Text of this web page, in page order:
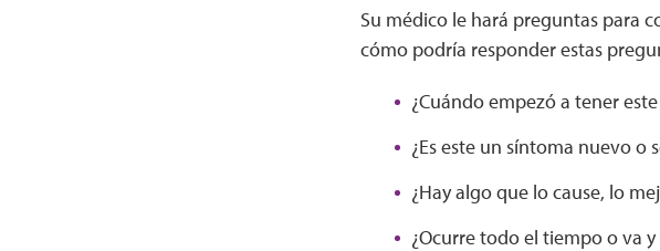
Su médico le hará preguntas para
cómo podría responder estas
¿Cuándo empezó a tener
¿Es este un síntoma nuevo o
¿Hay algo que lo cause, lo
¿Ocurre todo el tiempo o va